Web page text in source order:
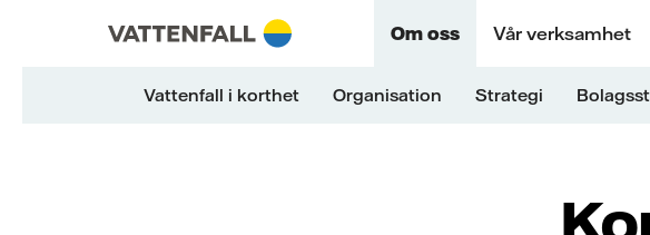
Skip to content
Gå till huvudnavigeringen
Gå till sidfoten Om oss Vår verksamhet
Vattenfall i korthet Organisation Strategi
Gå till huvudnavigeringen